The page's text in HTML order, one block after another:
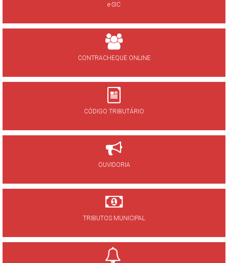
e-SIC
CONTRACHEQUE ONLINE
CÓDIGO TRIBUTÁRIO
OUVIDORIA
TRIBUTOS MUNICIPAL